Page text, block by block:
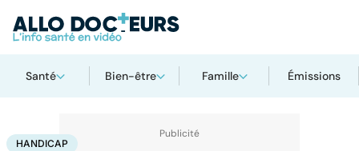
Santé Bien-être Famille Émissions
AccueilSanté Maladies
HANDICAP